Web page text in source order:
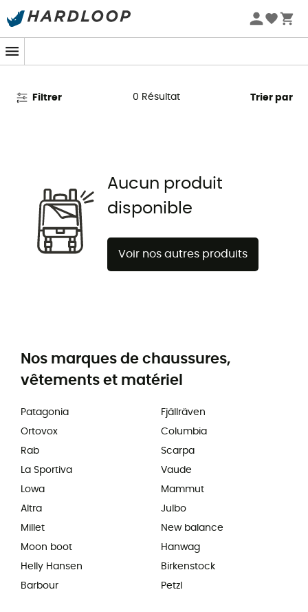
Promos d'été 🔥 -5 % EXTRA dès 2 produits* code Summer5
Pelles avalanche Pieps
Filtrer 0 Résultat Trier par
Aucun produit
disponible
Voir nos autres produits
Nos marques de chaussures,
vêtements et matériel
Patagonia
Ortovox
Rab
La Sportiva
Lowa
Altra
Millet
Moon boot
Helly Hansen
Barbour
Fjällräven
Columbia
Scarpa
Vaude
Mammut
Julbo
New balance
Hanwag
Birkenstock
Petzl